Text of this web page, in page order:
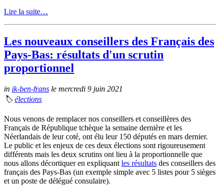
Lire la suite…
Les nouveaux conseillers des Français des
Pays-Bas: résultats d'un scrutin
proportionnel
in ik-ben-frans le mercredi 9 juin 2021
🏷 élections
Nous venons de remplacer nos conseillers et conseillères des
Français de République tchèque la semaine dernière et les
Néerlandais de leur coté, ont élu leur 150 députés en mars dernier.
Le public et les enjeux de ces deux élections sont rigoureusement
différents mais les deux scrutins ont lieu à la proportionnelle que
nous allons décortiquer en expliquant les résultats des conseillers des
français des Pays-Bas (un exemple simple avec 5 listes pour 5 sièges
et un poste de délégué consulaire).